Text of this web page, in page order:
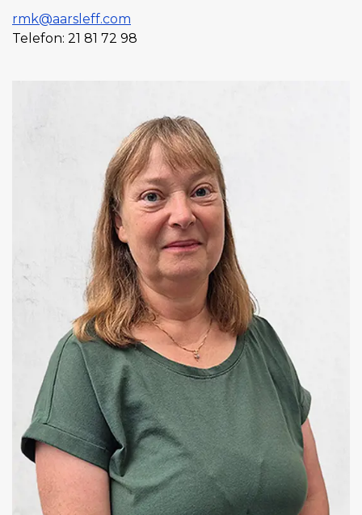
rmk@aarsleff.com
Telefon: 21 81 72 98